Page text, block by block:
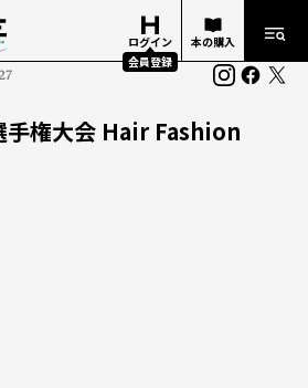
ログイン
会員登録
本の購入
手権大会 Hair Fashion